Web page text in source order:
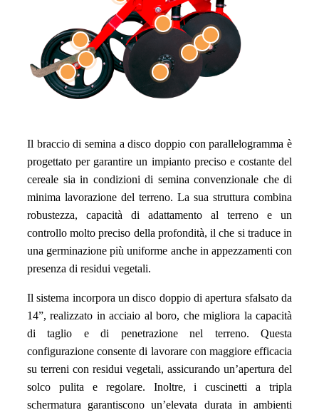
Il braccio di semina a disco doppio con parallelogramma è
progettato per garantire un impianto preciso e costante del
cereale sia in condizioni di semina convenzionale che di
minima lavorazione del terreno. La sua struttura combina
robustezza, capacità di adattamento al terreno e un
controllo molto preciso della profondità, il che si traduce in
una germinazione più uniforme anche in appezzamenti con
presenza di residui vegetali.
Il sistema incorpora un disco doppio di apertura sfalsato da
14”, realizzato in acciaio al boro, che migliora la capacità
di taglio e di penetrazione nel terreno. Questa
configurazione consente di lavorare con maggiore efficacia
su terreni con residui vegetali, assicurando un’apertura del
solco pulita e regolare. Inoltre, i cuscinetti a tripla
schermatura garantiscono un’elevata durata in ambienti